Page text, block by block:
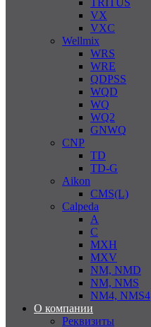
TRITUS
VX
VXC
Wellmix
WRS
WRE
QDPSS
WQD
WQ
WQ2
GNWQ
CNP
TD
TD-G
Aikon
CMS(L)
Calpeda
A
C
MXH
MXV
NM, NMD
NM, NMS
NM4, NMS4
О компании
Реквизиты